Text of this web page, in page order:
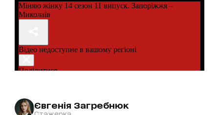
Євгенія Загребнюк
Стажерка